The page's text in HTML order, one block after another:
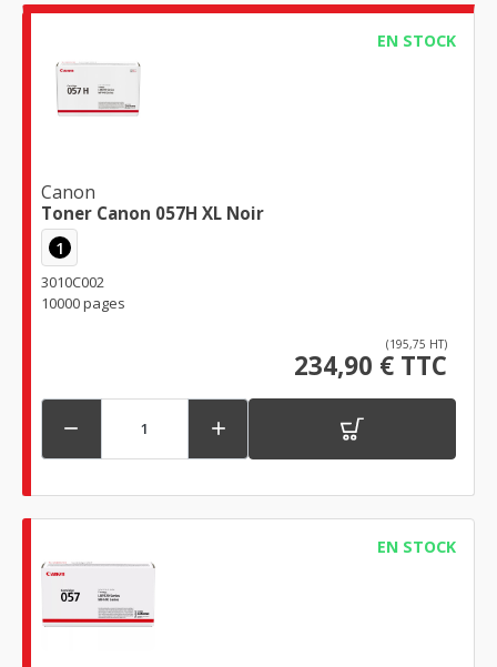
EN STOCK
Canon
Toner Canon 057H XL Noir
1
3010C002
10000 pages
(195,75 HT)
234,90 € TTC
 
EN STOCK